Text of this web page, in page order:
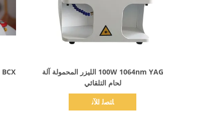
100W 1064nm YAG الليزر المحمولة آلة
لحام التلقائي
ﺎﺘﺼﻟ ﺍﻶﻧ